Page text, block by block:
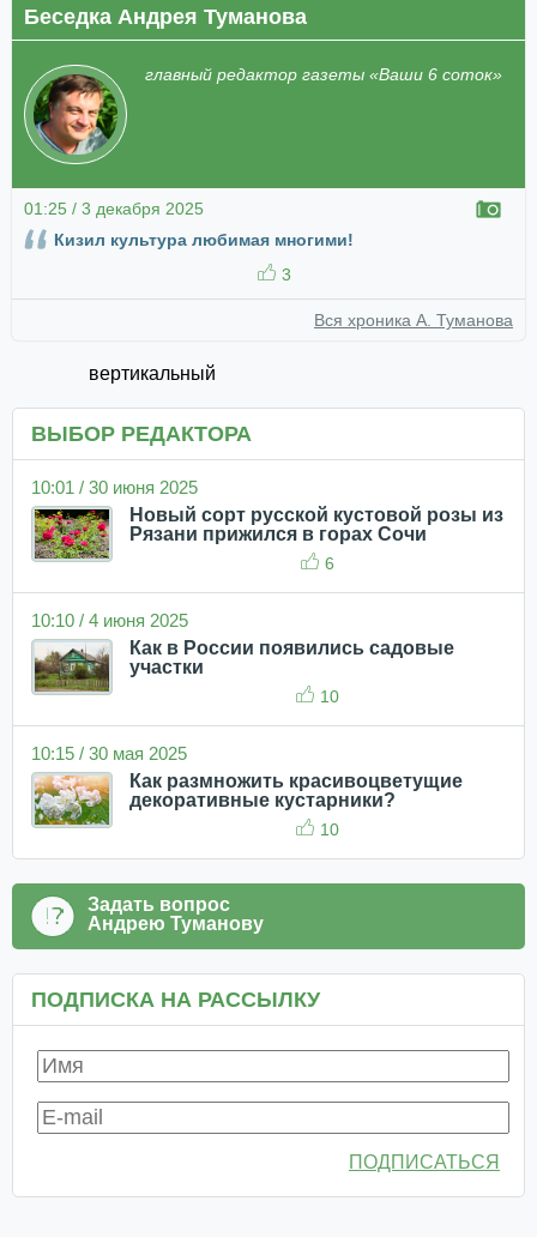
Беседка Андрея Туманова
главный редактор газеты «Ваши 6 соток»
01:25 / 3 декабря 2025
Кизил культура любимая многими!
3
Вся хроника А. Туманова
вертикальный
ВЫБОР РЕДАКТОРА
10:01 / 30 июня 2025
Новый сорт русской кустовой розы из
Рязани прижился в горах Сочи
6
10:10 / 4 июня 2025
Как в России появились садовые
участки
10
10:15 / 30 мая 2025
Как размножить красивоцветущие
декоративные кустарники?
10
Задать вопрос
Андрею Туманову
ПОДПИСКА НА РАССЫЛКУ
ПОДПИСАТЬСЯ